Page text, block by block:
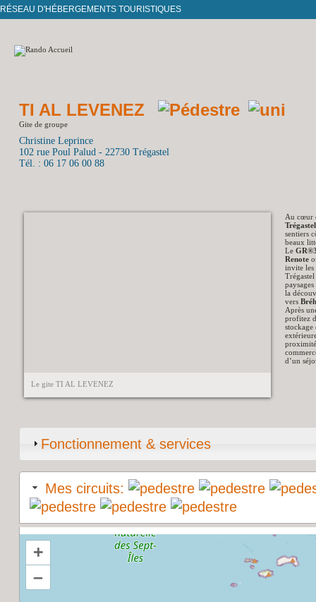
RÉSEAU D'HÉBERGEMENTS TOURISTIQUES
TI AL LEVENEZ
Gite de groupe
Christine Leprince
102 rue Poul Palud - 22730 Trégastel
Tél. : 06 17 06 00 88
Le gite TI AL LEVENEZ
Au cœur
Trégastel
sentiers
beaux
Le
Renote
invite les
la
vers
Après
profitez
stockage
d’un
Fonctionnement & services
Mes circuits:
+
–